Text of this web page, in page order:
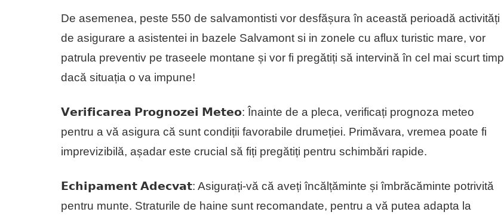
De asemenea, peste 550 de salvamontisti vor desfășura în această perioadă activități
de asigurare a asistentei in bazele Salvamont si in zonele cu aflux turistic mare, vor
patrula preventiv pe traseele montane și vor fi pregătiți să intervină în cel mai scurt timp
dacă situația o va impune!
𝗩𝗲𝗿𝗶𝗳𝗶𝗰𝗮𝗿𝗲𝗮 𝗣𝗿𝗼𝗴𝗻𝗼𝘇𝗲𝗶 𝗠𝗲𝘁𝗲𝗼: Înainte de a pleca, verificați prognoza meteo
pentru a vă asigura că sunt condiții favorabile drumeției. Primăvara, vremea poate fi
imprevizibilă, așadar este crucial să fiți pregătiți pentru schimbări rapide.
𝗘𝗰𝗵𝗶𝗽𝗮𝗺𝗲𝗻𝘁 𝗔𝗱𝗲𝗰𝘃𝗮𝘁: Asigurați-vă că aveți încălțăminte și îmbrăcăminte potrivită
pentru munte. Straturile de haine sunt recomandate, pentru a vă putea adapta la